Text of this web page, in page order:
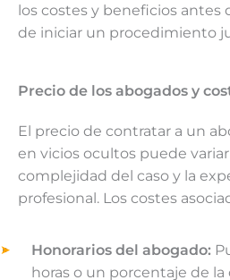
los costes y beneficios antes
de iniciar un procedimiento
Precio de los abogados y
El precio de contratar a un
en vicios ocultos puede
complejidad del caso y la
profesional. Los costes
Honorarios del abogado:
horas o un porcentaje de